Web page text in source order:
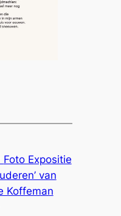
Foto Expositie
van
Koffeman